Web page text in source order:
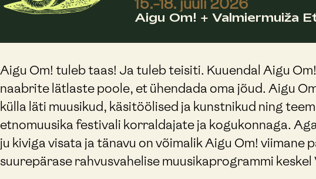
Aigu Om! + Valmiermuiža
Aigu Om! tuleb taas! Ja tuleb teisiti. Kuuendal Aigu
naabrite lätlaste poole, et ühendada oma jõud. Aigu
külla läti muusikud, käsitöölised ja kunstnikud ning
etnomuusika festivali korraldajate ja kogukonnaga.
ju kiviga visata ja tänavu on võimalik Aigu Om! viimane
suurepärase rahvusvahelise muusikaprogrammi keskel